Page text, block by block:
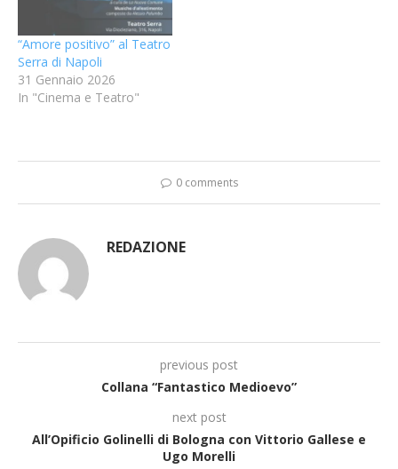
“Amore positivo” al Teatro
Serra di Napoli
31 Gennaio 2026
In "Cinema e Teatro"
0 comments
REDAZIONE
previous post
Collana “Fantastico Medioevo”
next post
All’Opificio Golinelli di Bologna con Vittorio Gallese e
Ugo Morelli